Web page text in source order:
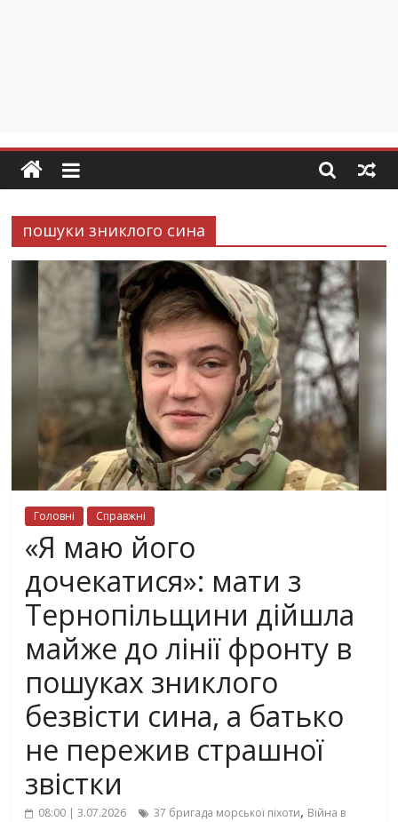
пошуки зниклого сина
Головні Справжні
«Я маю його
дочекатися»: мати з
Тернопільщини дійшла
майже до лінії фронту в
пошуках зниклого
безвісти сина, а батько
не пережив страшної
звістки
08:00 | 3.07.2026 37 бригада морської піхоти, Війна в